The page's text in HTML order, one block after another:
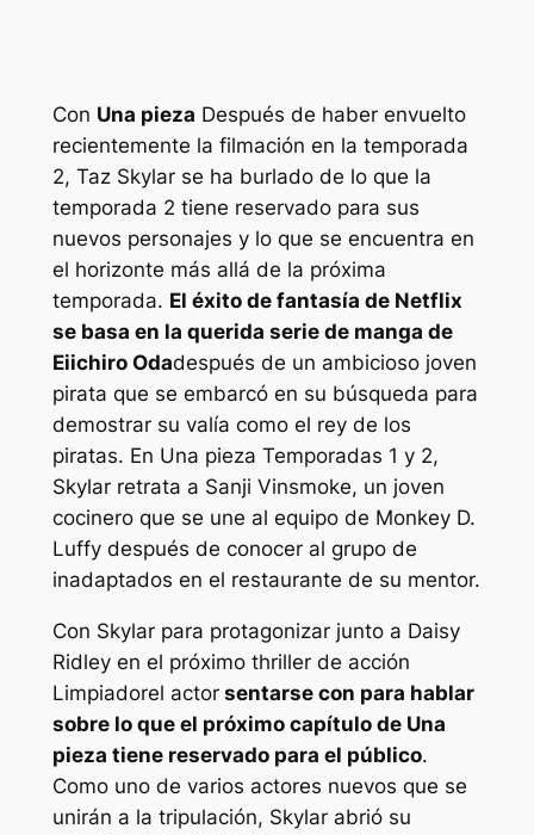
Con Una pieza Después de haber envuelto
recientemente la filmación en la temporada
2, Taz Skylar se ha burlado de lo que la
temporada 2 tiene reservado para sus
nuevos personajes y lo que se encuentra en
el horizonte más allá de la próxima
temporada. El éxito de fantasía de Netflix
se basa en la querida serie de manga de
Eiichiro Odadespués de un ambicioso joven
pirata que se embarcó en su búsqueda para
demostrar su valía como el rey de los
piratas. En Una pieza Temporadas 1 y 2,
Skylar retrata a Sanji Vinsmoke, un joven
cocinero que se une al equipo de Monkey D.
Luffy después de conocer al grupo de
inadaptados en el restaurante de su mentor.
Con Skylar para protagonizar junto a Daisy
Ridley en el próximo thriller de acción
Limpiadorel actorsentarse con para hablar
sobre lo que el próximo capítulo deUna
pieza tiene reservado para el público.
Como uno de varios actores nuevos que se
unirán a la tripulación, Skylar abrió su